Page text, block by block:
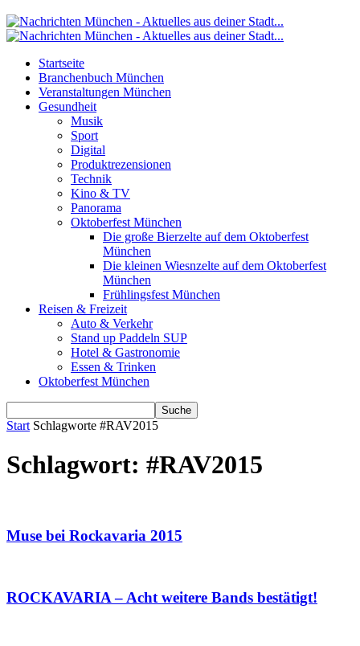
Startseite
Branchenbuch München
Veranstaltungen München
Gesundheit
Musik
Sport
Digital
Produktrezensionen
Technik
Kino & TV
Panorama
Oktoberfest München
Die große Bierzelte auf dem Oktoberfest
München
Die kleinen Wiesnzelte auf dem Oktoberfest
München
Frühlingsfest München
Reisen & Freizeit
Auto & Verkehr
Stand up Paddeln SUP
Hotel & Gastronomie
Essen & Trinken
Oktoberfest München
Start Schlagworte #RAV2015
Schlagwort: #RAV2015
Muse bei Rockavaria 2015
ROCKAVARIA – Acht weitere Bands bestätigt!